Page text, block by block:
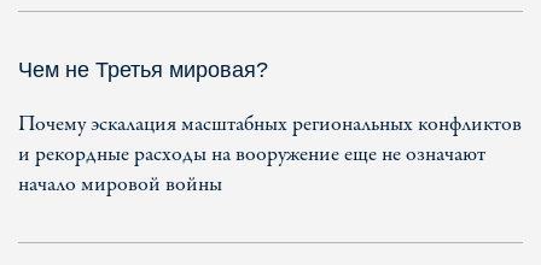
Чем не Третья мировая?
Почему эскалация масштабных региональных конфликтов
и рекордные расходы на вооружение еще не означают
начало мировой войны